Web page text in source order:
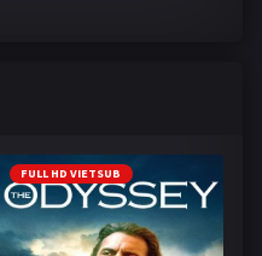
FULL HD VIETSUB